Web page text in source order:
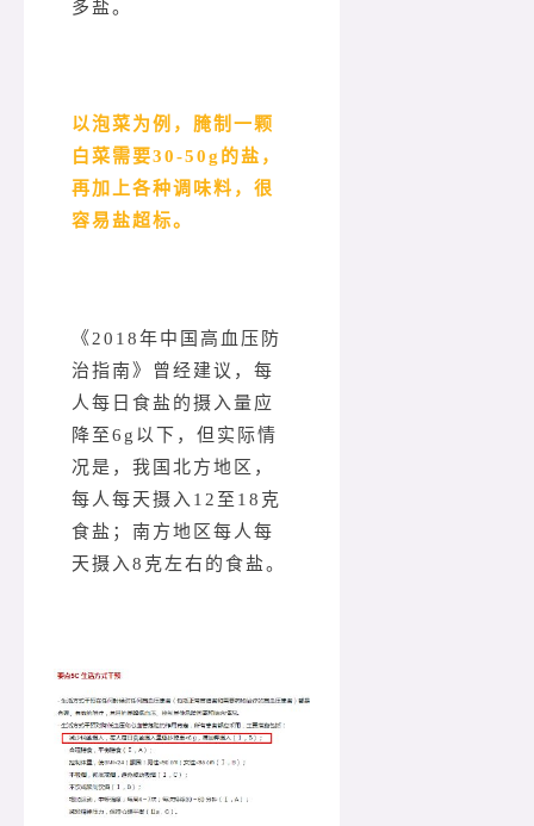
多盐。
以泡菜为例，腌制一颗
白菜需要30-50g的盐，
再加上各种调味料，很
容易盐超标。
《2018年中国高血压防
治指南》曾经建议，每
人每日食盐的摄入量应
降至6g以下，但实际情
况是，我国北方地区，
每人每天摄入12至18克
食盐；南方地区每人每
天摄入8克左右的食盐。